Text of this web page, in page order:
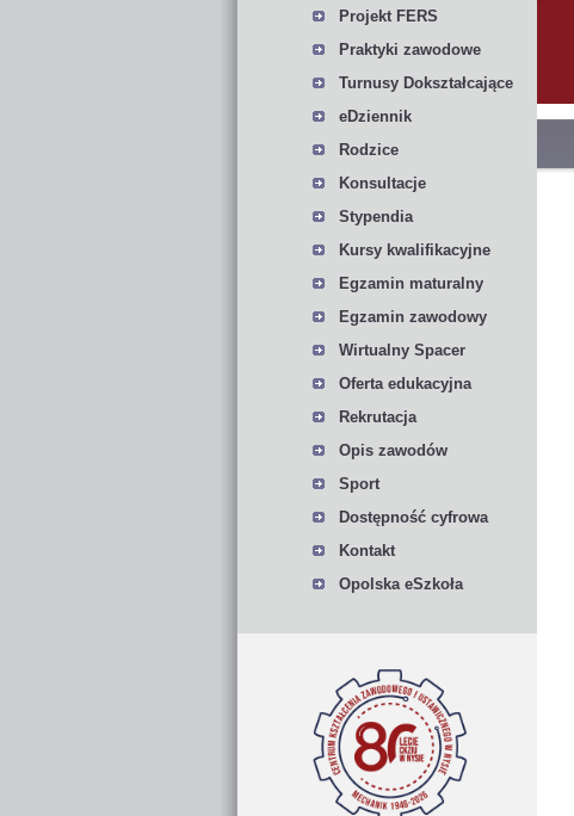
Projekt FERS
Praktyki zawodowe
Turnusy Dokształcające
eDziennik
Rodzice
Konsultacje
Stypendia
Kursy kwalifikacyjne
Egzamin maturalny
Egzamin zawodowy
Wirtualny Spacer
Oferta edukacyjna
Rekrutacja
Opis zawodów
Sport
Dostępność cyfrowa
Kontakt
Opolska eSzkoła